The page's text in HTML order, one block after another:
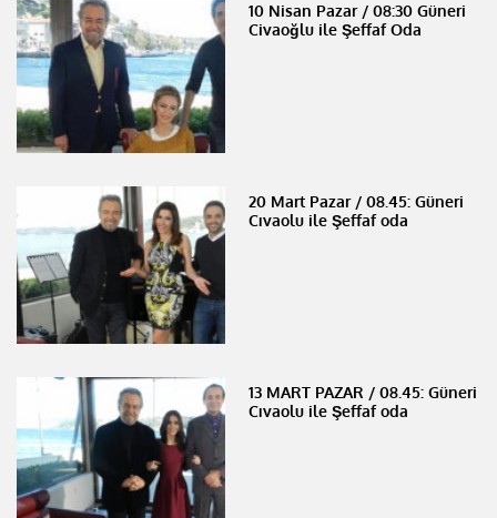
10 Nisan Pazar / 08:30 Güneri
Civaoğlu ile Şeffaf Oda
20 Mart Pazar / 08.45: Güneri
Cıvaolu ile Şeffaf oda
13 MART PAZAR / 08.45: Güneri
Cıvaolu ile Şeffaf oda